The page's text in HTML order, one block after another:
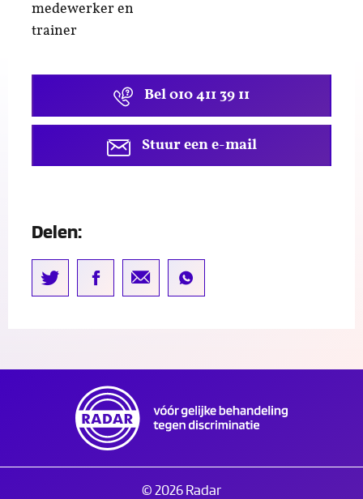
medewerker en
trainer
Bel 010 411 39 11
Stuur een e-mail
Delen:
© 2026 Radar